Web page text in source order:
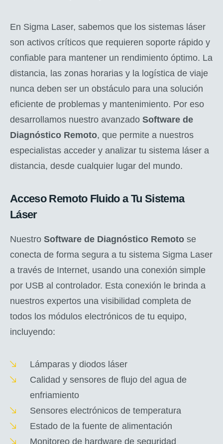
En Sigma Laser, sabemos que los sistemas láser
son activos críticos que requieren soporte rápido y
confiable para mantener un rendimiento óptimo. La
distancia, las zonas horarias y la logística de viaje
nunca deben ser un obstáculo para una solución
eficiente de problemas y mantenimiento. Por eso
desarrollamos nuestro avanzado Software de
Diagnóstico Remoto, que permite a nuestros
especialistas acceder y analizar tu sistema láser a
distancia, desde cualquier lugar del mundo.
Acceso Remoto Fluido a Tu Sistema
Láser
Nuestro Software de Diagnóstico Remoto se
conecta de forma segura a tu sistema Sigma Laser
a través de Internet, usando una conexión simple
por USB al controlador. Esta conexión le brinda a
nuestros expertos una visibilidad completa de
todos los módulos electrónicos de tu equipo,
incluyendo:
Lámparas y diodos láser
Calidad y sensores de flujo del agua de
enfriamiento
Sensores electrónicos de temperatura
Estado de la fuente de alimentación
Monitoreo de hardware de seguridad